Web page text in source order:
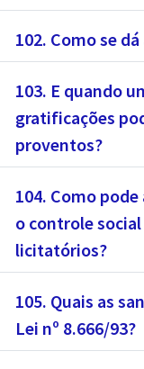
102. Como se
103. E quando
gratificações
proventos?
104. Como
o controle
licitatórios?
105. Quais as
Lei nº 8.666/93?